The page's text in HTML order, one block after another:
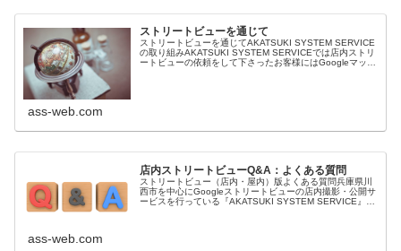
ストリートビューを通じて
ストリートビューを通じてAKATSUKI SYSTEM SERVICE
の取り組みAKATSUKI SYSTEM SERVICEでは店内ストリ
ートビューの依頼をして下さったお客様にはGoogleマップ
ass-web.com
店内ストリートビューQ&A：よくある質問
ストリートビュー（店内・屋内）版よくある質問兵庫県川
西市を中心にGoogleストリートビューの店内撮影・公開サ
ービスを行っている『AKATSUKI SYSTEM SERVICE』で
ass-web.com